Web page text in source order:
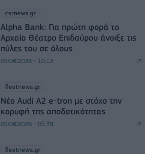
csrnews.gr
Alpha Bank: Για πρώτη φορά το
Αρχαίο Θέατρο Επιδαύρου άνοιξε τις
πύλες του σε όλους
05/08/2026 - 10:12
fleetnews.gr
Νέο Audi A2 e-tron με στόχο την
κορυφή της αποδοτικότητας
05/08/2026 - 05:39
fleetnews.gr